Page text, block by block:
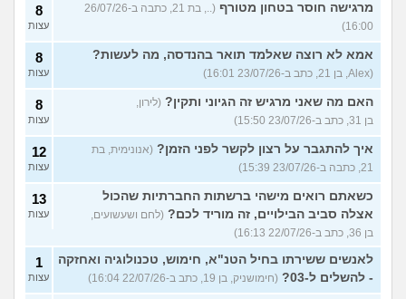
מרגישה חוסר בטחון מטורף
(.., בת 21, כתבה ב-26/07/26
16:00)
8
עצות
אמא לא רוצה שאלמד תואר בהנדסה, מה לעשות?
(Alex, בן 21, כתב ב-23/07/26 16:01)
8
עצות
האם מה שאני מרגיש זה הגיוני ותקין? (לירון,
בן 31, כתב ב-23/07/26 15:50)
8
עצות
איך להתגבר על רצון לקשר לפני הזמן? (אנונימית, בת
21, כתבה ב-23/07/26 15:39)
12
עצות
כשאתם רואים מישהי ברשתות החברתיות שהכול
אצלה סביב הבילויים, זה מוריד לכם? (לחם ושעשועים,
בן 36, כתב ב-22/07/26 16:13)
13
עצות
לאנשים ששירתו בחיל הטנ"א, חימוש, טכנולוגיה ואחזקה
- להשלים ל-03?
(חימושניק, בן 19, כתב ב-22/07/26 16:04)
1
עצות